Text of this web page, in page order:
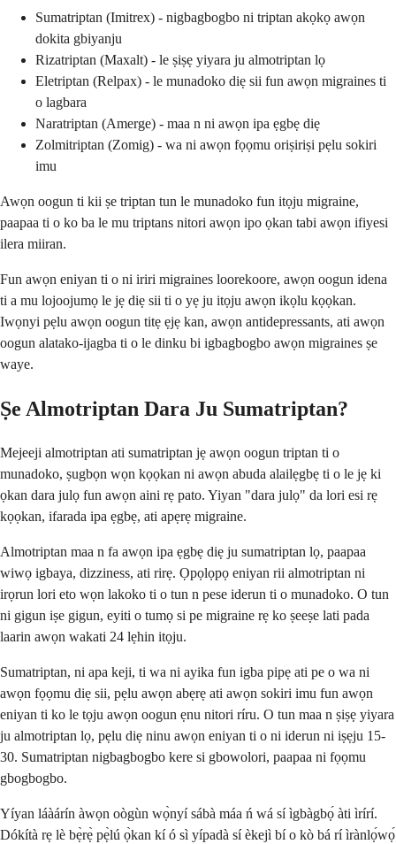
Sumatriptan (Imitrex) - nigbagbogbo ni triptan akọkọ awọn
dokita gbiyanju
Rizatriptan (Maxalt) - le ṣiṣẹ yiyara ju almotriptan lọ
Eletriptan (Relpax) - le munadoko diẹ sii fun awọn migraines ti
o lagbara
Naratriptan (Amerge) - maa n ni awọn ipa ẹgbẹ diẹ
Zolmitriptan (Zomig) - wa ni awọn fọọmu oriṣiriṣi pẹlu sokiri
imu
Awọn oogun ti kii ṣe triptan tun le munadoko fun itọju migraine,
paapaa ti o ko ba le mu triptans nitori awọn ipo ọkan tabi awọn ifiyesi
ilera miiran.
Fun awọn eniyan ti o ni iriri migraines loorekoore, awọn oogun idena
ti a mu lojoojumọ le jẹ diẹ sii ti o yẹ ju itọju awọn ikọlu kọọkan.
Iwọnyi pẹlu awọn oogun titẹ ẹjẹ kan, awọn antidepressants, ati awọn
oogun alatako-ijagba ti o le dinku bi igbagbogbo awọn migraines ṣe
waye.
Ṣe Almotriptan Dara Ju Sumatriptan?
Mejeeji almotriptan ati sumatriptan jẹ awọn oogun triptan ti o
munadoko, ṣugbọn wọn kọọkan ni awọn abuda alailẹgbẹ ti o le jẹ ki
ọkan dara julọ fun awọn aini rẹ pato. Yiyan "dara julọ" da lori esi rẹ
kọọkan, ifarada ipa ẹgbẹ, ati apẹrẹ migraine.
Almotriptan maa n fa awọn ipa ẹgbẹ diẹ ju sumatriptan lọ, paapaa
wiwọ igbaya, dizziness, ati rirẹ. Ọpọlọpọ eniyan rii almotriptan ni
irọrun lori eto wọn lakoko ti o tun n pese iderun ti o munadoko. O tun
ni gigun iṣe gigun, eyiti o tumọ si pe migraine rẹ ko ṣeeṣe lati pada
laarin awọn wakati 24 lẹhin itọju.
Sumatriptan, ni apa keji, ti wa ni ayika fun igba pipẹ ati pe o wa ni
awọn fọọmu diẹ sii, pẹlu awọn abẹrẹ ati awọn sokiri imu fun awọn
eniyan ti ko le tọju awọn oogun ẹnu nitori ríru. O tun maa n ṣiṣẹ yiyara
ju almotriptan lọ, pẹlu diẹ ninu awọn eniyan ti o ni iderun ni iṣẹju 15-
30. Sumatriptan nigbagbogbo kere si gbowolori, paapaa ni fọọmu
gbogbogbo.
Yíyan láàárín àwọn oògùn wọ̀nyí sábà máa ń wá sí ìgbàgbọ́ àti ìrírí.
Dókítà rẹ lè bẹ̀rẹ̀ pẹ̀lú ọ̀kan kí ó sì yípadà sí èkejì bí o kò bá rí ìrànlọ́wọ́